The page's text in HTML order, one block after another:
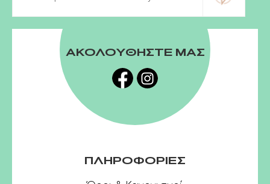
ΑΚΟΛΟΥΘΗΣΤΕ ΜΑΣ
ΠΛΗΡΟΦΟΡΙΕΣ